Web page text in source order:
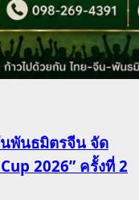
นพันธมิตรจีน จัด
2026” ครั้งที่ 2